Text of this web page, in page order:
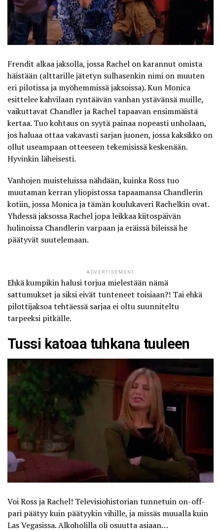
Frendit alkaa jaksolla, jossa Rachel on karannut omista
häistään (alttarille jätetyn sulhasenkin nimi on muuten
eri pilotissa ja myöhemmissä jaksoissa). Kun Monica
esittelee kahvilaan ryntäävän vanhan ystävänsä muille,
vaikuttavat Chandler ja Rachel tapaavan ensimmäistä
kertaa. Tuo kohtaus on syytä painaa nopeasti unholaan,
jos haluaa ottaa vakavasti sarjan juonen, jossa kaksikko on
ollut useampaan otteeseen tekemisissä keskenään.
Hyvinkin läheisesti.
Vanhojen muisteluissa nähdään, kuinka Ross tuo
muutaman kerran yliopistossa tapaamansa Chandlerin
kotiin, jossa Monica ja tämän koulukaveri Rachelkin ovat.
Yhdessä jaksossa Rachel jopa leikkaa kiitospäivän
hulinoissa Chandlerin varpaan ja eräissä bileissä he
päätyvät suutelemaan.
ADVERTISEMENT
Ehkä kumpikin halusi torjua mielestään nämä
sattumukset ja siksi eivät tunteneet toisiaan?! Tai ehkä
pilottijaksoa tehtäessä sarjaa ei oltu suunniteltu
tarpeeksi pitkälle.
Tussi katoaa tuhkana tuuleen
Voi Ross ja Rachel! Televisiohistorian tunnetuin on-off-
pari päätyy kuin päätyykin vihille, ja missäs muualla kuin
Las Vegasissa. Alkoholilla oli osuutta asiaan…